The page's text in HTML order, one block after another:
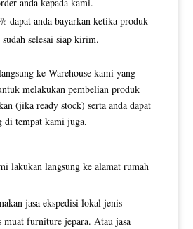
dapat anda bayarkan ketika produk
selesai siap kirim.
ke Warehouse kami yang
melakukan pembelian produk
(jika ready stock) serta anda dapat
di tempat kami juga.
lakukan langsung ke alamat rumah
jasa ekspedisi lokal jenis
muat furniture jepara. Atau jasa